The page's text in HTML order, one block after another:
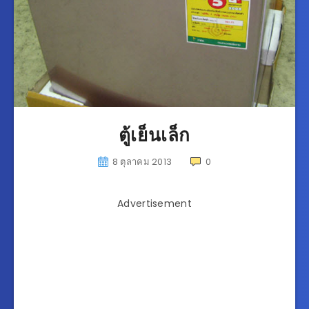
ตู้เย็นเล็ก
8 ตุลาคม 2013 0
Advertisement